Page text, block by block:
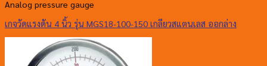
Analog pressure gauge
เกจวัดแรงดัน 4 นิ้ว รุ่น MGS18-100-150 เกลียวสแตนเลส ออกล่าง